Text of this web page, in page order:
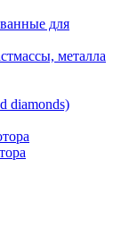
для
металла
diamonds)